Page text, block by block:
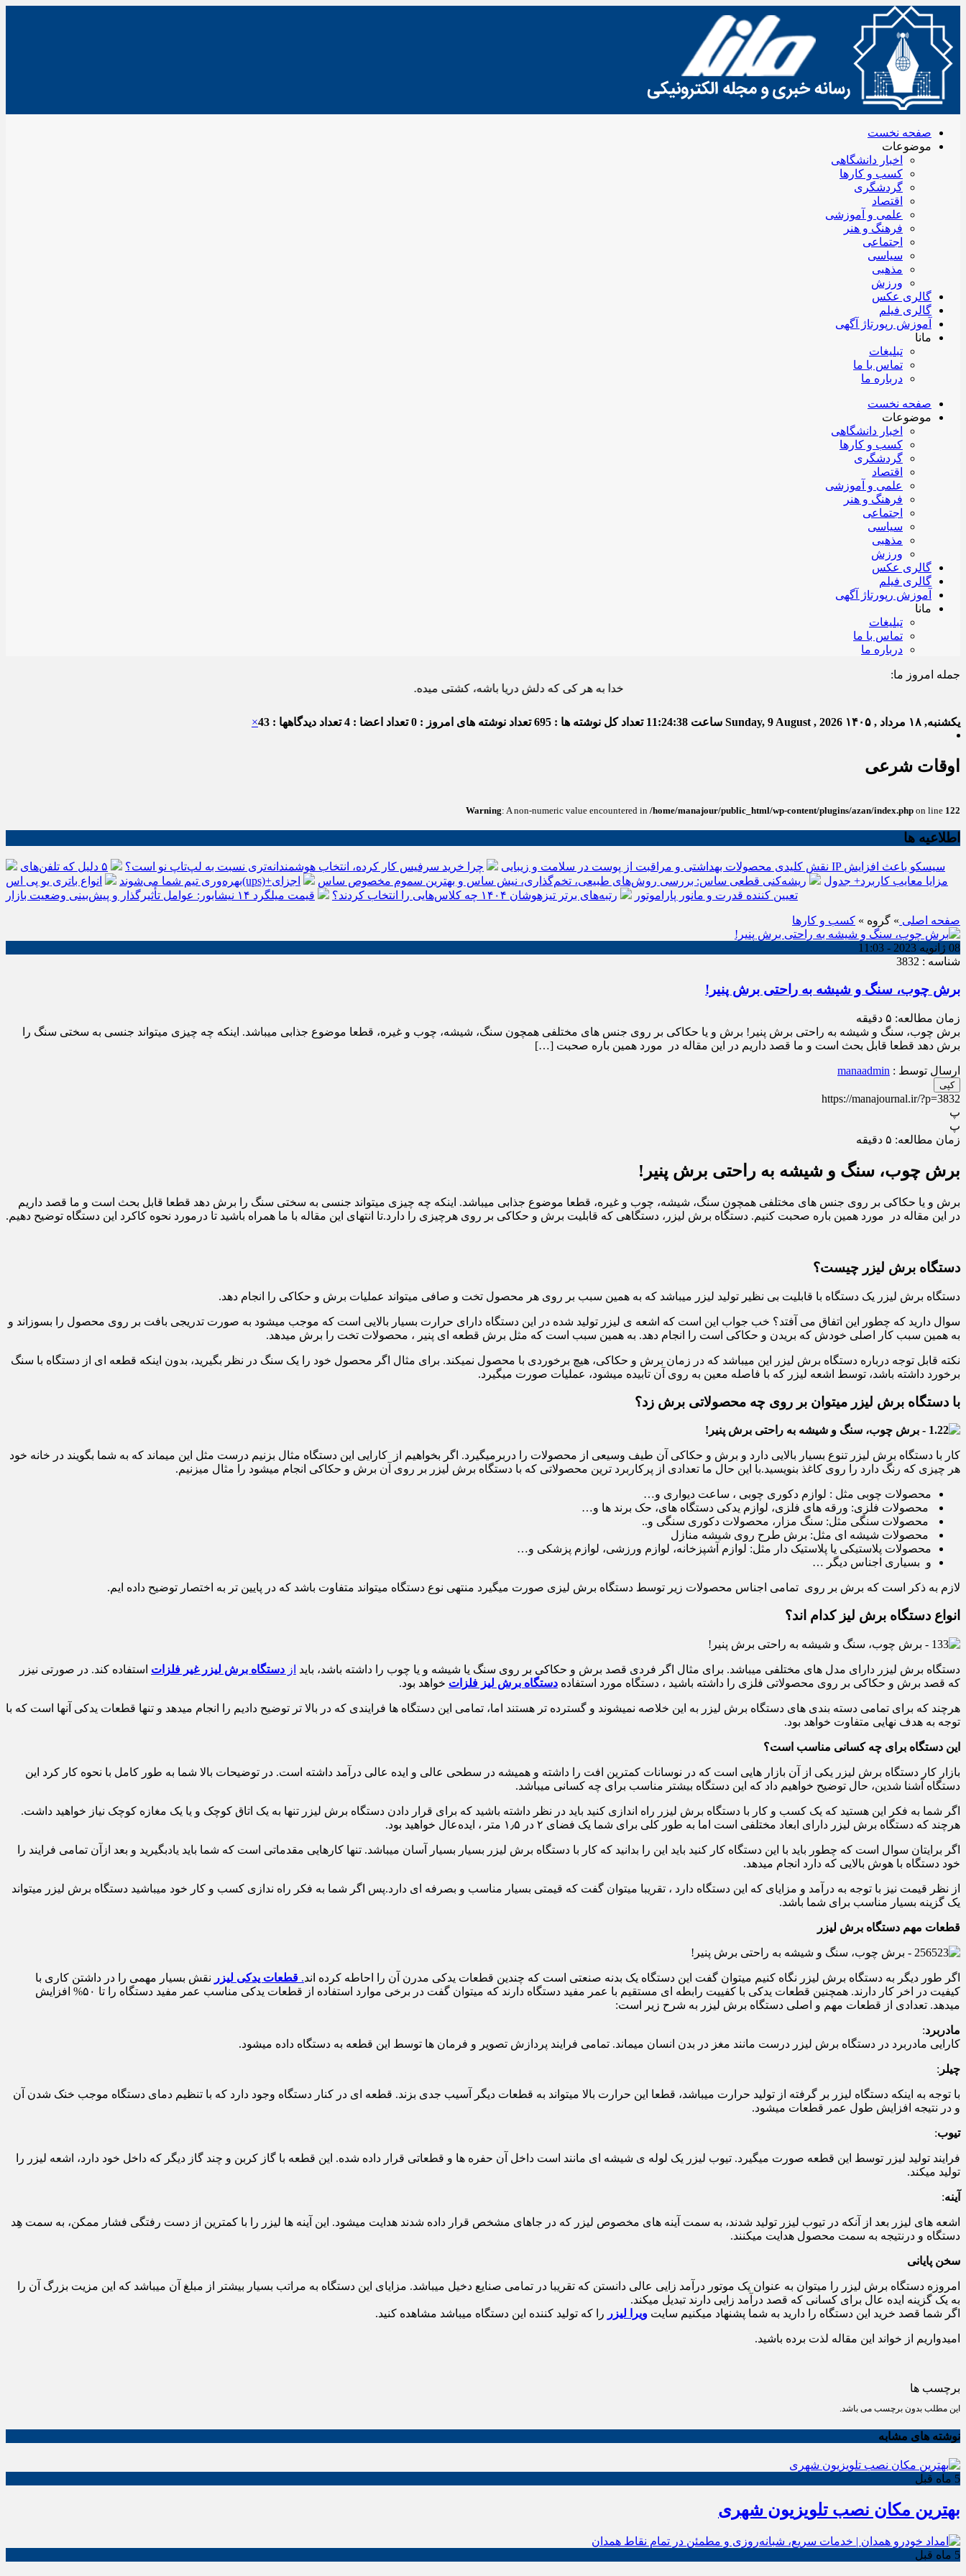
صفحه نخست
موضوعات
اخبار دانشگاهی
کسب و کارها
گردشگری
اقتصاد
علمی و آموزشی
فرهنگ و هنر
اجتماعی
سیاسی
مذهبی
ورزش
گالری عکس
گالری فیلم
آموزش رپورتاژ آگهی
مانا
تبلیغات
تماس با ما
درباره ما
صفحه نخست
موضوعات
اخبار دانشگاهی
کسب و کارها
گردشگری
اقتصاد
علمی و آموزشی
فرهنگ و هنر
اجتماعی
سیاسی
مذهبی
ورزش
گالری عکس
گالری فیلم
آموزش رپورتاژ آگهی
مانا
تبلیغات
تماس با ما
درباره ما
جمله امروز ما:
خدا به هر کی که دلش دریا باشه، کشتی میده.
یکشنبه, ۱۸ مرداد , ۱۴۰۵ Sunday, 9 August , 2026 ساعت 11:24:39 تعداد کل نوشته ها : 695 تعداد نوشته های امروز : 0 تعداد اعضا : 4 تعداد دیدگاهها : 43 ×
اوقات شرعی
Warning: A non-numeric value encountered in /home/manajour/public_html/wp-content/plugins/azan/index.php on line 122
اطلاعیه ها
نقش کلیدی محصولات بهداشتی و مراقبت از پوست در سلامت و زیبایی چرا خرید سرفیس کار کرده، انتخاب هوشمندانه‌تری نسبت به لپ‌تاپ نو است؟
۵ دلیل که تلفن‌های IP سیسکو باعث افزایش
بهره‌وری تیم شما می‌شوند
انواع باتری یو پی اس(ups)+مزایا معایب کاربرد+ جدول ریشه‌کنی قطعی ساس: بررسی روش‌های طبیعی، تخم‌گذاری، نیش ساس و بهترین سموم مخصوص ساس
اجزای
تعیین کننده قدرت و مانور پاراموتور
رتبه‌های برتر تیزهوشان ۱۴۰۴ چه کلاس‌هایی را انتخاب کردند؟ قیمت میلگرد ۱۴ نیشابور: عوامل تأثیرگذار و پیش‌بینی وضعیت بازار
صفحه اصلی » گروه » کسب و کارها
08 ژانویه 2023 - 11:03
شناسه : 3832
برش چوب، سنگ و شیشه به راحتی برش پنیر!
زمان مطالعه: ۵ دقیقه
برش چوب، سنگ و شیشه به راحتی برش پنیر! برش و یا حکاکی بر روی جنس های مختلفی همچون سنگ، شیشه، چوب و غیره، قطعا موضوع جذابی میباشد. اینکه چه چیزی میتواند جنسی به سختی سنگ را
برش دهد قطعا قابل بحث است و ما قصد داریم در این مقاله در مورد همین باره صحبت […]
ارسال توسط : manaadmin
کپی
https://manajournal.ir/?p=3832
پ
پ
زمان مطالعه: ۵ دقیقه
برش چوب، سنگ و شیشه به راحتی برش پنیر!
برش و یا حکاکی بر روی جنس های مختلفی همچون سنگ، شیشه، چوب و غیره، قطعا موضوع جذابی میباشد. اینکه چه چیزی میتواند جنسی به سختی سنگ را برش دهد قطعا قابل بحث است و ما قصد داریم
در این مقاله در مورد همین باره صحبت کنیم. دستگاه برش لیزر، دستگاهی که قابلیت برش و حکاکی بر روی هرچیزی را دارد.تا انتهای این مقاله با ما همراه باشید تا درمورد نحوه کاکرد این دستگاه توضیح دهیم.
دستگاه برش لیزر چیست؟
دستگاه برش لیزر یک دستگاه با قابلیت بی نظیر تولید لیزر میباشد که به همین سبب بر روی هر محصول تخت و صافی میتواند عملیات برش و حکاکی را انجام دهد.
سوال دارید که چطور این اتفاق می آفتد؟ خب جواب این است که اشعه ی لیزر تولید شده در این دستگاه دارای حرارت بسیار بالایی است که موجب میشود به صورت تدریجی بافت بر روی محصول را بسوزاند و
به همین سبب کار اصلی خودش که بریدن و حکاکی است را انجام دهد. به همین سبب است که مثل برش قطعه ای پنیر ، محصولات تخت را برش میدهد.
نکته قابل توجه درباره دستگاه برش لیزر این میباشد که در زمان برش و حکاکی، هیچ برخوردی با محصول نمیکند. برای مثال اگر محصول خود را یک سنگ در نظر بگیرید، بدون اینکه قطعه ای از دستگاه با سنگ
برخورد داشته باشد، توسط اشعه لیزر که با فاصله معین به روی آن تابیده میشود، عملیات صورت میگیرد.
با دستگاه برش لیزر میتوان بر روی چه محصولاتی برش زد؟
کار با دستگاه برش لیزر تنوع بسیار بالایی دارد و برش و حکاکی آن طیف وسیعی از محصولات را دربرمیگیرد. اگر بخواهیم از کارایی این دستگاه مثال بزنیم درست مثل این میماند که به شما بگویند در خانه خود
هر چیزی که رنگ دارد را روی کاغذ بنویسید.با این حال ما تعدادی از پرکاربرد ترین محصولاتی که با دستگاه برش لیزر بر روی آن برش و حکاکی انجام میشود را مثال میزنیم.
محصولات چوبی مثل : لوازم دکوری چوبی ، ساعت دیواری و…
محصولات فلزی: ورقه های فلزی، لوازم یدکی دستگاه های، حک برند ها و…
محصولات سنگی مثل: سنگ مزار، محصولات دکوری سنگی و..
محصولات شیشه ای مثل: برش طرح روی شیشه منازل
محصولات پلاستیکی یا پلاستیک دار مثل: لوازم آشپزخانه، لوازم ورزشی، لوازم پزشکی و…
و بسیاری اجناس دیگر …
لازم به ذکر است که برش بر روی تمامی اجناس محصولات زیر توسط دستگاه برش لیزی صورت میگیرد منتهی نوع دستگاه میتواند متفاوت باشد که در پایین تر به اختصار توضیح داده ایم.
انواع دستگاه برش لیز کدام اند؟
دستگاه برش لیزر دارای مدل های مختلفی میباشد. برای مثال اگر فردی قصد برش و حکاکی بر روی سنگ یا شیشه و یا چوب را داشته باشد، باید از دستگاه برش لیزر غیر فلزات استفاده کند. در صورتی نیزر
که قصد برش و حکاکی بر روی محصولاتی فلزی را داشته باشید ، دستگاه مورد استفاده دستگاه برش لیز فلزات خواهد بود.
هرچند که برای تمامی دسته بندی های دستگاه برش لیزر به این خلاصه نمیشوند و گسترده تر هستند اما، تمامی این دستگاه ها فرایندی که در بالا تر توضیح دادیم را انجام میدهد و تنها قطعات یدکی آنها است که با
توجه به هدف نهایی متفاوت خواهد بود.
این دستگاه برای چه کسانی مناسب است؟
بازار کار دستگاه برش لیزر یکی از آن بازار هایی است که در نوسانات کمترین افت را داشته و همیشه در سطحی عالی و ایده عالی درآمد داشته است. در توضیحات بالا شما به طور کامل با نحوه کار کرد این
دستگاه آشنا شدین، حال توضیح خواهیم داد که این دستگاه بیشتر مناسب برای چه کسانی میباشد.
اگر شما به فکر این هستید که یک کسب و کار با دستگاه برش لیزر راه اندازی کنید باید در نظر داشته باشید که برای قرار دادن دستگاه برش لیزر تنها به یک اتاق کوچک و یا یک مغازه کوچک نیاز خواهید داشت.
هرچند که دستگاه برش لیزر دارای ابعاد مختلفی است اما به طور کلی برای شما یک فضای ۲ در ۱٫۵ متر ، ایده‌عال خواهید بود.
اگر برایتان سوال است که چطور باید با این دستگاه کار کنید باید این را بدانید که کار با دستگاه برش لیزر بسیار بسیار آسان میباشد. تنها کارهایی مقدماتی است که شما باید یادبگیرید و بعد ازآن تمامی فرایند را
خود دستگاه با هوش بالایی که دارد انجام میدهد.
از نظر قیمت نیز با توجه به درآمد و مزایای که این دستگاه دارد ، تقریبا میتوان گفت که قیمتی بسیار مناسب و بصرفه ای دارد.پس اگر شما به فکر راه ندازی کسب و کار خود میباشید دستگاه برش لیزر میتواند
یک گزینه بسیار مناسب برای شما باشد.
قطعات مهم دستگاه برش لیزر
اگر طور دیگر به دستگاه برش لیزر نگاه کنیم میتوان گفت این دستگاه یک بدنه صنعتی است که چندین قطعات یدکی مدرن آن را احاطه کرده اند. قطعات یدکی لیزر نقش بسیار مهمی را در داشتن کاری با
کیفیت در اخر کار دارند. همچنین قطعات یدکی با کفییت رابطه ای مستقیم با عمر مفید دستگاه دارند که میتوان گفت در برخی موارد استفاده از قطعات یدکی مناسب عمر مفید دستگاه را تا ۵۰% افزایش
میدهد. تعدادی از قطعات مهم و اصلی دستگاه برش لیزر به شرح زیر است:
مادربرد:
کارایی مادربرد در دستگاه برش لیزر درست مانند مغز در بدن انسان میماند. تمامی فرایند پردازش تصویر و فرمان ها توسط این قطعه به دستگاه داده میشود.
چیلر :
با توجه به اینکه دستگاه لیزر بر گرفته از تولید حرارت میباشد، قطعا این حرارت بالا میتواند به قطعات دیگر آسیب جدی بزند. قطعه ای در کنار دستگاه وجود دارد که با تنظیم دمای دستگاه موجب خنک شدن آن
و در نتیجه افزایش طول عمر قطعات میشود.
تیوب:
فرایند تولید لیزر توسط این قطعه صورت میگیرد. تیوب لیزر یک لوله ی شیشه ای مانند است داخل آن حفره ها و قطعاتی قرار داده شده. این قطعه با گاز کربن و چند گاز دیگر که داخل خود دارد، اشعه لیزر را
تولید میکند.
آینه:
اشعه های لیزر بعد از آنکه در تیوب لیزر تولید شدند، به سمت آینه های مخصوص لیزر که در جاهای مشخص قرار داده شدند هدایت میشود. این آینه ها لیزر را با کمترین از دست رفتگی فشار ممکن، به سمت هِد
دستگاه و درنتیجه به سمت محصول هدایت میکنند.
سخن پایانی
امروزه دستگاه برش لیزر را میتوان به عنوان یک موتور درآمد زایی عالی دانستن که تقریبا در تمامی صنایع دخیل میباشد. مزایای این دستگاه به مراتب بسیار بیشتر از مبلغ آن میباشد که این مزیت بزرگ آن را
به یک گزینه ایده عال برای کسانی که قصد درآمد زایی دارند تبدیل میکند.
اگر شما قصد خرید این دستگاه را دارید به شما پشنهاد میکنیم سایت ویرا لیزر را که تولید کننده این دستگاه میباشد مشاهده کنید.
امیدواریم از خواند این مقاله لذت برده باشید.
برچسب ها
این مطلب بدون برچسب می باشد.
نوشته های مشابه
5 ماه قبل
بهترین مکان نصب تلویزیون شهری
5 ماه قبل